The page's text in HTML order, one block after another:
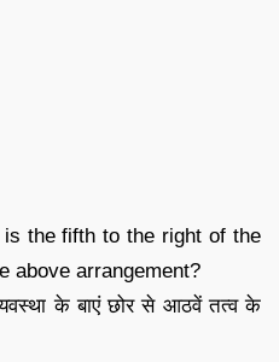
the fifth to the right of the
above arrangement?
के बाएं छोर से आठवें तत्व के